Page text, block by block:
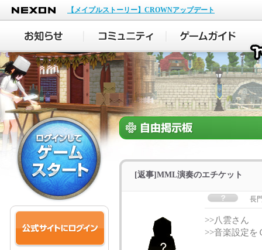
NEXON
【メイプルストーリー】CROWNアップデート
[返事]MML演奏のエチケット
長
>>八雲さん
>>音楽設定を